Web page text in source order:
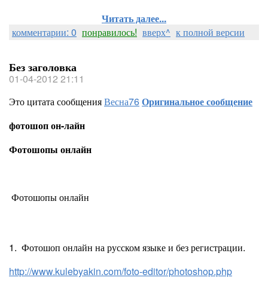
Читать далее...
комментарии: 0 понравилось! вверх^ к полной версии
Без заголовка
01-04-2012 21:11
Это цитата сообщенияВесна76Оригинальное сообщение
фотошоп он-лайн
Фотошопы онлайн
Фотошопы онлайн
1. Фотошоп онлайн на русском языке и без регистрации.
http://www.kulebyakin.com/foto-editor/photoshop.php